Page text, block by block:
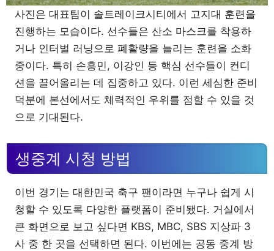
사진은 대표팀이 솔트레이크시티에서 고지대 훈련을
진행하는 모습이다. 선수들은 산소 마스크를 착용하
거나 인터벌 러닝으로 폐활량을 늘리는 훈련을 소화
중이다. 특히 손흥민, 이강인 등 핵심 선수들이 컨디
션을 끌어올리는 데 집중하고 있다. 이런 세심한 준비
덕분에 본선에서도 체력적인 우위를 점할 수 있을 것
으로 기대된다.
생중계 시청 방법
이번 경기는 대한민국 축구 팬이라면 누구나 쉽게 시
청할 수 있도록 다양한 플랫폼이 준비됐다. 거실에서
큰 화면으로 보고 싶다면 KBS, MBC, SBS 지상파 3
사 중 한 곳을 선택하면 된다. 이번에는 공동 중계 방